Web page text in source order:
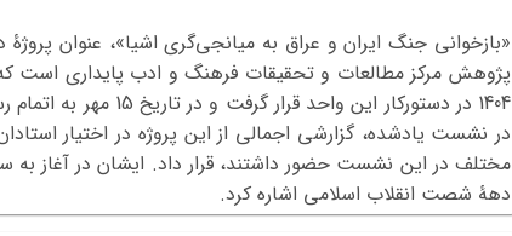
«بازخوانی جنگ ایران و عراق به میانجی‌گری اشیا»، عنوان
پژوهش مرکز مطالعات و تحقیقات فرهنگ و ادب پایداری است
1404 در دستورکار این واحد
در نشست یادشده، گزارشی اجمالی از این پروژه در اختیار
مختلف در این نشست حضور داشتند، قرار داد. ایشان در آغاز
دهۀ شصت انقلاب اسلامی اشاره کرد.